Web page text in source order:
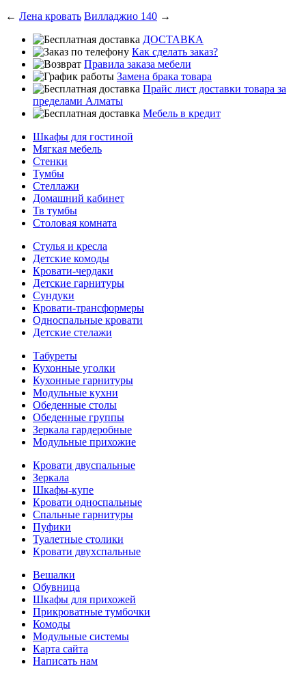
← Лена кровать Вилладжио 140 →
ДОСТАВКА
Как сделать заказ?
Правила заказа мебели
Замена брака товара
Прайс лист доставки товара за
пределами Алматы
Мебель в кредит
Шкафы для гостиной
Мягкая мебель
Стенки
Тумбы
Стеллажи
Домашний кабинет
Тв тумбы
Столовая комната
Стулья и кресла
Детские комоды
Кровати-чердаки
Детские гарнитуры
Сундуки
Кровати-трансформеры
Односпальные кровати
Детские стелажи
Табуреты
Кухонные уголки
Кухонные гарнитуры
Модульные кухни
Обеденные столы
Обеденные группы
Зеркала гардеробные
Модульные прихожие
Кровати двуспальные
Зеркала
Шкафы-купе
Кровати односпальные
Спальные гарнитуры
Пуфики
Туалетные столики
Кровати двухспальные
Вешалки
Обувница
Шкафы для прихожей
Прикроватные тумбочки
Комоды
Модульные системы
Карта сайта
Написать нам